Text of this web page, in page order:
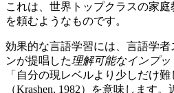
これは、世界トップクラスの家
を頼むようなものです。
効果的な言語学習には、言語学
ンが提唱した理解可能なインプッ
「自分の現レベルより少しだけ
（Krashen, 1982）を意味します